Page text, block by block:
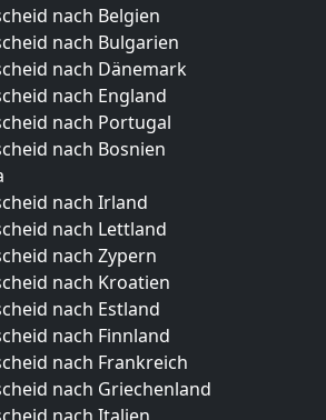
nach Belgien
nach Bulgarien
nach Dänemark
nach England
nach Portugal
nach Bosnien
nach Irland
nach Lettland
nach Zypern
nach Kroatien
nach Estland
nach Finnland
nach Frankreich
nach Griechenland